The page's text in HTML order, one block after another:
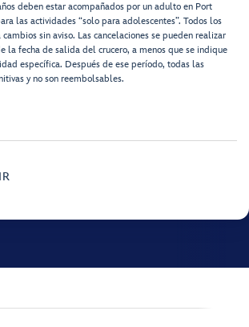
deben estar acompañados por un adulto en Port
las actividades “solo para adolescentes”. Todos los
sin aviso. Las cancelaciones se pueden realizar
la fecha de salida del crucero, a menos que se indique
específica. Después de ese período, todas las
y no son reembolsables.